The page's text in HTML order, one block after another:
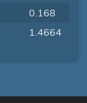
0.168
1.4664